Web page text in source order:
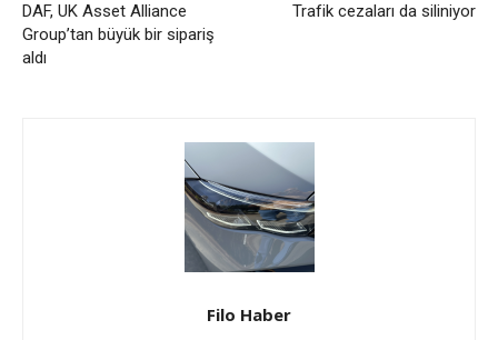
DAF, UK Asset Alliance
Group’tan büyük bir sipariş
aldı
Trafik cezaları da siliniyor
Filo Haber